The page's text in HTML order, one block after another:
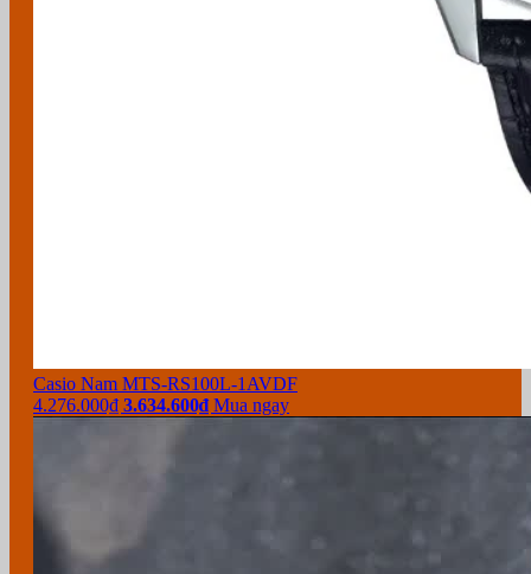
Casio Nam MTS-RS100L-1AVDF
4.276.000₫ 3.634.600₫Mua ngay